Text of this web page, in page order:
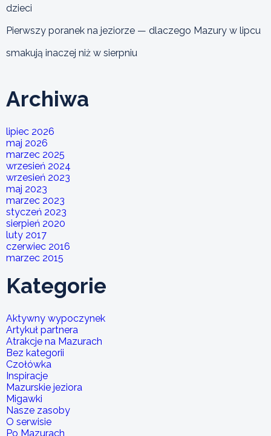
dzieci
Pierwszy poranek na jeziorze — dlaczego Mazury w lipcu
smakują inaczej niż w sierpniu
Archiwa
lipiec 2026
maj 2026
marzec 2025
wrzesień 2024
wrzesień 2023
maj 2023
marzec 2023
styczeń 2023
sierpień 2020
luty 2017
czerwiec 2016
marzec 2015
Kategorie
Aktywny wypoczynek
Artykuł partnera
Atrakcje na Mazurach
Bez kategorii
Czołówka
Inspiracje
Mazurskie jeziora
Migawki
Nasze zasoby
O serwisie
Po Mazurach